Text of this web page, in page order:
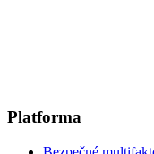
Platforma